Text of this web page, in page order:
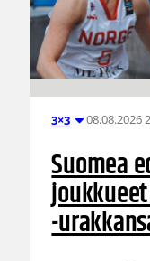
3×3 08.08.2026
Suomea
-